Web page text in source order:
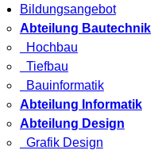
Bildungsangebot
Abteilung Bautechnik
Hochbau
Tiefbau
Bauinformatik
Abteilung Informatik
Abteilung Design
Grafik Design